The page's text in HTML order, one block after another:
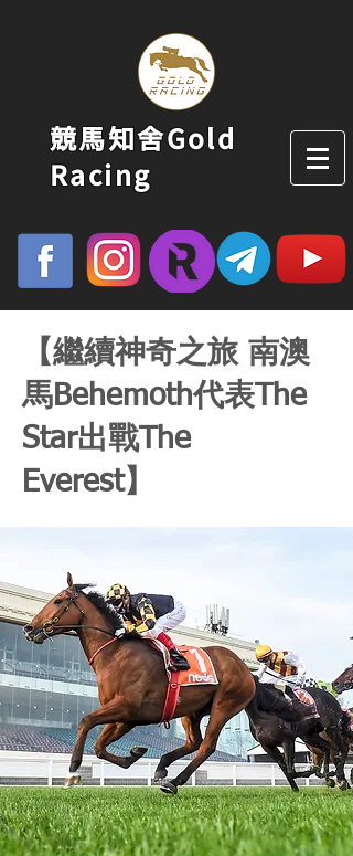
競馬知舍Gold
Racing
【繼續神奇之旅 南澳
馬Behemoth代表The
Star出戰The
Everest】